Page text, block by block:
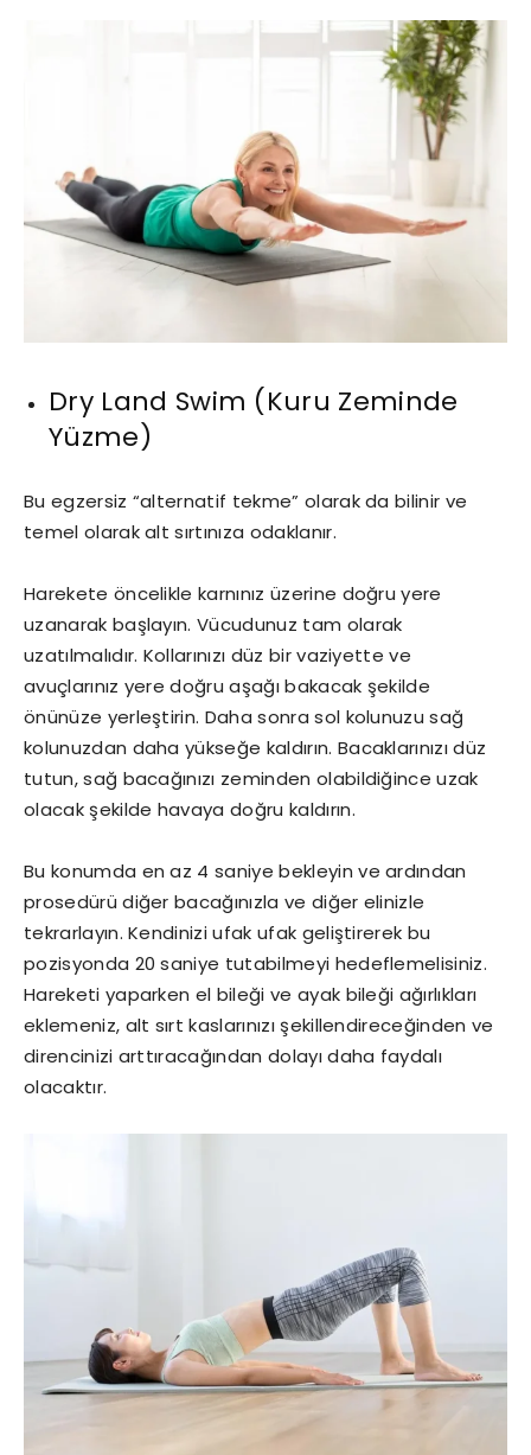
Dry Land Swim (Kuru Zeminde
Yüzme)
Bu egzersiz “alternatif tekme” olarak da bilinir ve
temel olarak alt sırtınıza odaklanır.
Harekete öncelikle karnınız üzerine doğru yere
uzanarak başlayın. Vücudunuz tam olarak
uzatılmalıdır. Kollarınızı düz bir vaziyette ve
avuçlarınız yere doğru aşağı bakacak şekilde
önünüze yerleştirin. Daha sonra sol kolunuzu sağ
kolunuzdan daha yükseğe kaldırın. Bacaklarınızı düz
tutun, sağ bacağınızı zeminden olabildiğince uzak
olacak şekilde havaya doğru kaldırın.
Bu konumda en az 4 saniye bekleyin ve ardından
prosedürü diğer bacağınızla ve diğer elinizle
tekrarlayın. Kendinizi ufak ufak geliştirerek bu
pozisyonda 20 saniye tutabilmeyi hedeflemelisiniz.
Hareketi yaparken el bileği ve ayak bileği ağırlıkları
eklemeniz, alt sırt kaslarınızı şekillendireceğinden ve
direncinizi arttıracağından dolayı daha faydalı
olacaktır.